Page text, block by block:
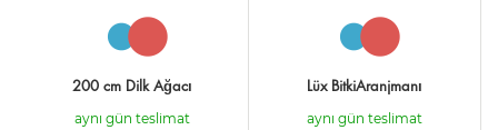
200 cm Dilk Ağacı
aynı gün teslimat
Lüx BitkiAranjmanı
aynı gün teslimat